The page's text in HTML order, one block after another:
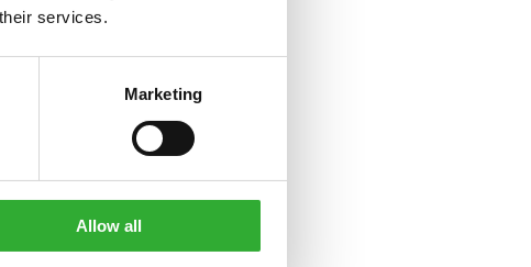
services.
Marketing
Allow all